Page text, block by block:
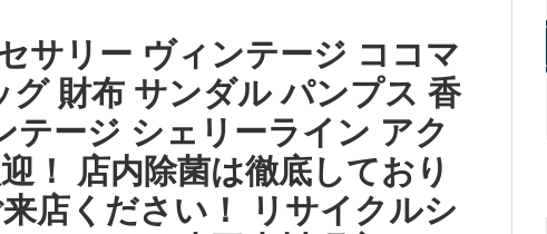
サリー ヴィンテージ ココマ
グ 財布 サンダル パンプス 香
テージ シェリーライン アク
！ 店内除菌は徹底しており
店ください！ リサイクルシ